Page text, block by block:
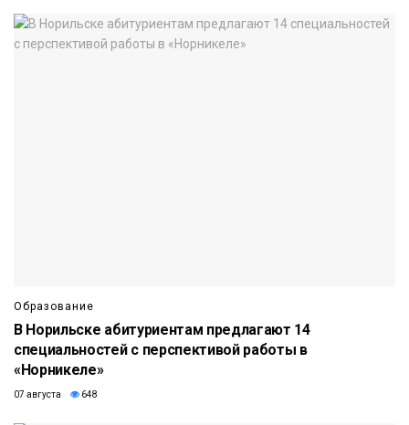
Образование
В Норильске абитуриентам предлагают 14
специальностей с перспективой работы в
«Норникеле»
07 августа 648